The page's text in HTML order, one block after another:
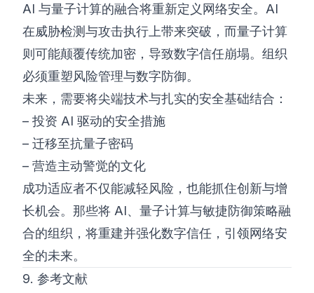
AI 与量子计算的融合将重新定义网络安全。AI
在威胁检测与攻击执行上带来突破，而量子计算
则可能颠覆传统加密，导致数字信任崩塌。组织
必须重塑风险管理与数字防御。
未来，需要将尖端技术与扎实的安全基础结合：
– 投资 AI 驱动的安全措施
– 迁移至抗量子密码
– 营造主动警觉的文化
成功适应者不仅能减轻风险，也能抓住创新与增
长机会。那些将 AI、量子计算与敏捷防御策略融
合的组织，将重建并强化数字信任，引领网络安
全的未来。
9. 参考文献